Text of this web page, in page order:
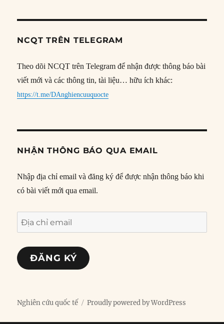
NCQT TRÊN TELEGRAM
Theo dõi NCQT trên Telegram để nhận được thông báo bài
viết mới và các thông tin, tài liệu… hữu ích khác:
https://t.me/DAnghiencuuquocte
NHẬN THÔNG BÁO QUA EMAIL
Nhập địa chỉ email và đăng ký để được nhận thông báo khi
có bài viết mới qua email.
Địa
chỉ
email
ĐĂNG KÝ
Nghiên cứu quốc tế Proudly powered by WordPress